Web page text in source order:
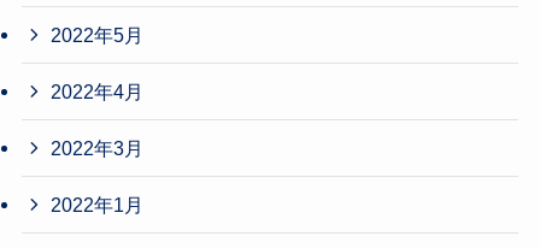
2022年5月
2022年4月
2022年3月
2022年1月